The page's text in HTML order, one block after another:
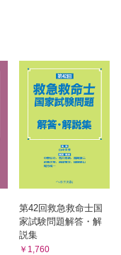
第42回救急救命士国
家試験問題解答・解
説集
￥1,760